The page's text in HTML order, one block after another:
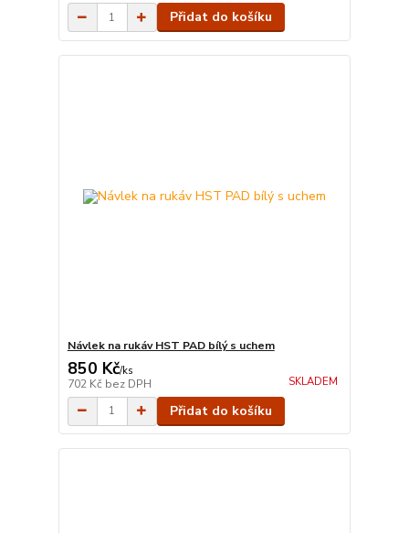
Přidat do košíku
Návlek na rukáv HST PAD bílý s uchem
850 Kč/ks
702 Kč bez DPH SKLADEM
Přidat do košíku